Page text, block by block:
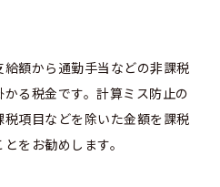
額から通勤手当などの非課税
る税金です。計算ミス防止の
項目などを除いた金額を課税
をお勧めします。